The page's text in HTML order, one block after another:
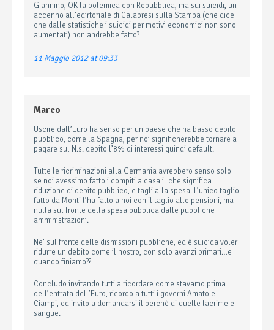
Giannino, OK la polemica con Repubblica, ma sui suicidi, un
accenno all’edirtoriale di Calabresi sulla Stampa (che dice
che dalle statistiche i suicidi per motivi economici non sono
aumentati) non andrebbe fatto?
11 Maggio 2012 at 09:33
Marco
Uscire dall’Euro ha senso per un paese che ha basso debito
pubblico, come la Spagna, per noi significherebbe tornare a
pagare sul N.s. debito l’8% di interessi quindi default.
Tutte le ricriminazioni alla Germania avrebbero senso solo
se noi avessimo fatto i compiti a casa il che significa
riduzione di debito pubblico, e tagli alla spesa. L’unico taglio
fatto da Monti l’ha fatto a noi con il taglio alle pensioni, ma
nulla sul fronte della spesa pubblica dalle pubbliche
amministrazioni.
Ne’ sul fronte delle dismissioni pubbliche, ed è suicida voler
ridurre un debito come il nostro, con solo avanzi primari…e
quando finiamo??
Concludo invitando tutti a ricordare come stavamo prima
dell’entrata dell’Euro, ricordo a tutti i governi Amato e
Ciampi, ed invito a domandarsi il perchè di quelle lacrime e
sangue.